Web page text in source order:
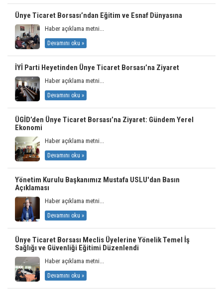
Ünye Ticaret Borsası’ndan Eğitim ve Esnaf Dünyasına
Haber açıklama metni...
Devamını oku »
İYİ Parti Heyetinden Ünye Ticaret Borsası’na Ziyaret
Haber açıklama metni...
Devamını oku »
ÜGİD’den Ünye Ticaret Borsası’na Ziyaret: Gündem Yerel
Ekonomi
Haber açıklama metni...
Devamını oku »
Yönetim Kurulu Başkanımız Mustafa USLU'dan Basın
Açıklaması
Haber açıklama metni...
Devamını oku »
Ünye Ticaret Borsası Meclis Üyelerine Yönelik Temel İş
Sağlığı ve Güvenliği Eğitimi Düzenlendi
Haber açıklama metni...
Devamını oku »